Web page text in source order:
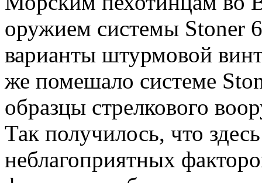
оружием системы Stoner
варианты штурмовой
же помешало системе
образцы стрелкового
Так получилось, что
неблагоприятных